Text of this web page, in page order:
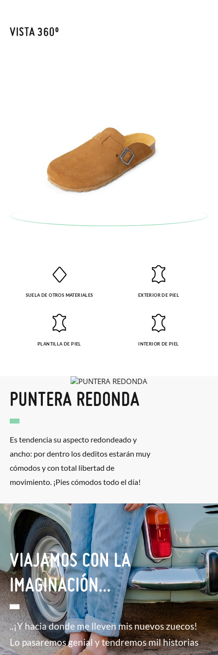
recogeremos la primera, sin gastos, en unos pocos días!
VISTA 360º
SUELA DE OTROS MATERIALES EXTERIOR DE PIEL
PLANTILLA DE PIEL INTERIOR DE PIEL
PUNTERA REDONDA
Es tendencia su aspecto redondeado y
ancho: por dentro los deditos estarán muy
cómodos y con total libertad de
movimiento. ¡Pies cómodos todo el día!
VIAJAMOS CON LA
IMAGINACIÓN…
..¡Y hacia donde me lleven mis nuevos zuecos!
Lo pasaremos genial y tendremos mil historias